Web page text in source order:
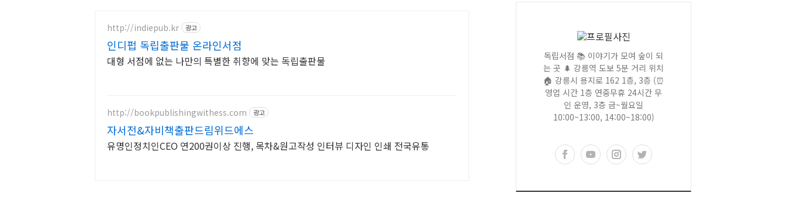
http://indiepub.kr 광고
인디펍 독립출판물 온라인서점
대형 서점에 없는 나만의 특별한 취향에 맞는 독립출판물
http://bookpublishingwithess.com 광고
자서전&자비책출판드림위드에스
유명인정치인CEO 연200권이상 진행, 목차&원고작성 인터뷰 디자인 인쇄 전국유통
독립서점 📚 이야기가 모여 숲이 되
는 곳 🌲 강릉역 도보 5분 거리 위치
🏠 강릉시 용지로 162 1층, 3층 (⏰
영업 시간 1층 연중무휴 24시간 무
인 운영, 3층 금~월요일
10:00~13:00, 14:00~18:00)